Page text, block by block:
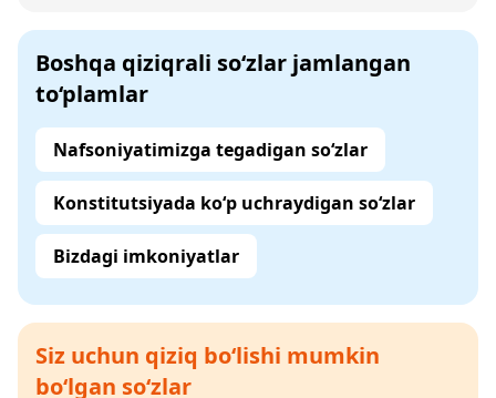
Boshqa qiziqrali so‘zlar jamlangan
to‘plamlar
Nafsoniyatimizga tegadigan so‘zlar
Konstitutsiyada ko‘p uchraydigan so‘zlar
Bizdagi imkoniyatlar
Siz uchun qiziq bo‘lishi mumkin
bo‘lgan so‘zlar